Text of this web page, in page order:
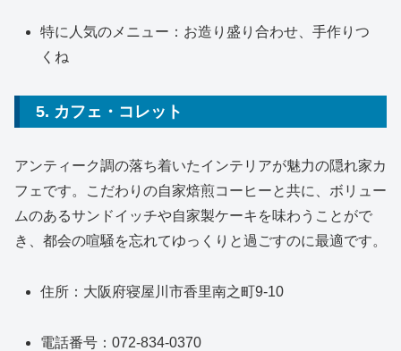
特に人気のメニュー：お造り盛り合わせ、手作りつ
くね
5. カフェ・コレット
アンティーク調の落ち着いたインテリアが魅力の隠れ家カ
フェです。こだわりの自家焙煎コーヒーと共に、ボリュー
ムのあるサンドイッチや自家製ケーキを味わうことがで
き、都会の喧騒を忘れてゆっくりと過ごすのに最適です。
住所：大阪府寝屋川市香里南之町9-10
電話番号：072-834-0370